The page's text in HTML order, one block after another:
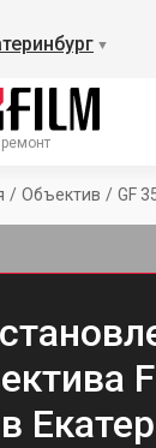
▼
/ Объектив / GF